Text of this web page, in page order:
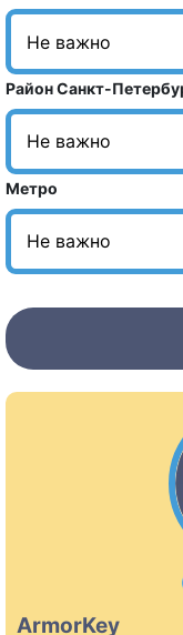
Район Санкт-
Метро
ArmorKey